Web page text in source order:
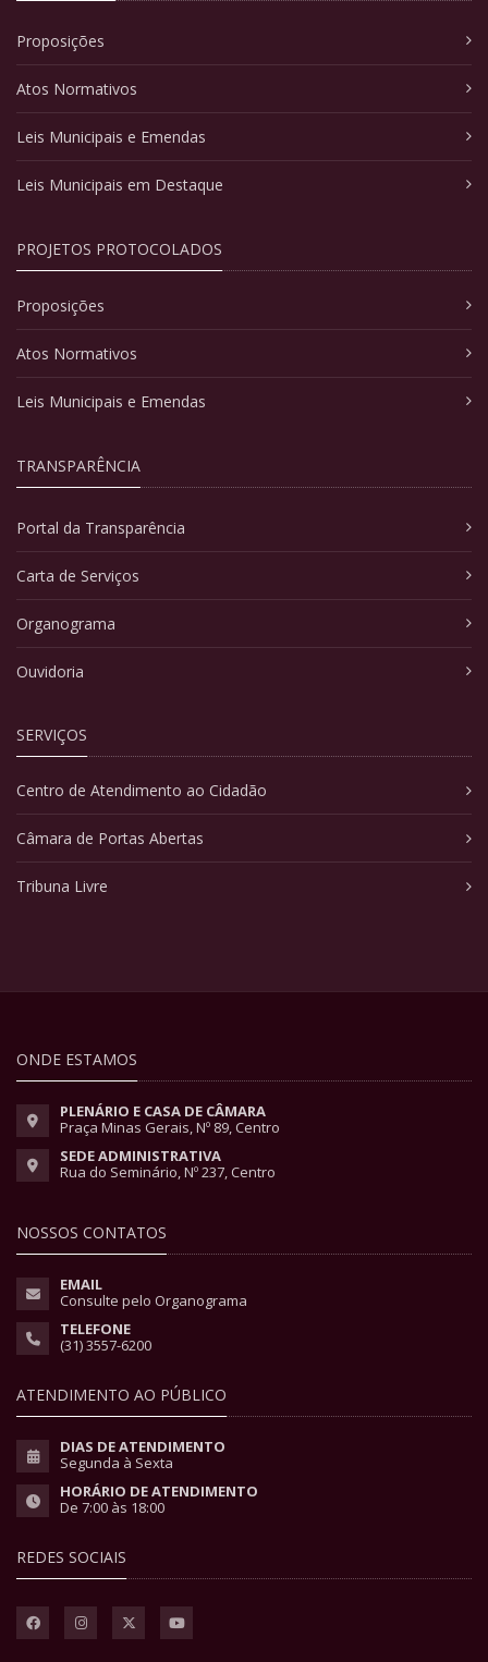
Proposições
Atos Normativos
Leis Municipais e Emendas
Leis Municipais em Destaque
PROJETOS PROTOCOLADOS
Proposições
Atos Normativos
Leis Municipais e Emendas
TRANSPARÊNCIA
Portal da Transparência
Carta de Serviços
Organograma
Ouvidoria
SERVIÇOS
Centro de Atendimento ao Cidadão
Câmara de Portas Abertas
Tribuna Livre
ONDE ESTAMOS
PLENÁRIO E CASA DE CÂMARA
Praça Minas Gerais, Nº 89, Centro
SEDE ADMINISTRATIVA
Rua do Seminário, Nº 237, Centro
NOSSOS CONTATOS
EMAIL
Consulte pelo Organograma
TELEFONE
(31) 3557-6200
ATENDIMENTO AO PÚBLICO
DIAS DE ATENDIMENTO
Segunda à Sexta
HORÁRIO DE ATENDIMENTO
De 7:00 às 18:00
REDES SOCIAIS